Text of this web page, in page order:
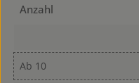
Anzahl
Ab 10